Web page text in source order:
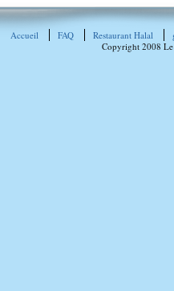
Accueil FAQ Restaurant Halal
Copyright 2008